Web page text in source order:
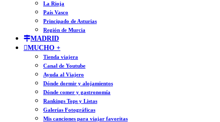
La Rioja
País Vasco
Principado de Asturias
Región de Murcia
MADRID
MUCHO +
Tienda viajera
Canal de Youtube
Ayuda al Viajero
Dónde dormir y alojamientos
Dónde comer y gastronomía
Rankings Tops y Listas
Galerías Fotográficas
Mis canciones para viajar favoritas